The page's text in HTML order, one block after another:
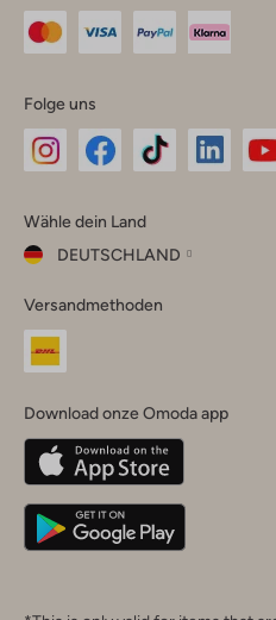
Folge uns
Instagram
Facebook
TikTok
Wähle dein Land
DEUTSCHLAND
dein
Land
Belgique(Français)
Deutschland
Versandmethoden
Download onze Omoda app